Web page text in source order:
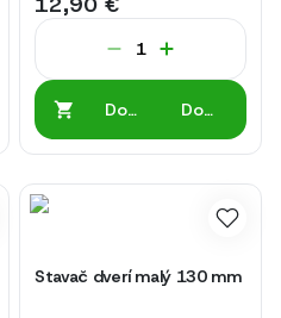
Do
Do
Stavač dverí malý 130 mm